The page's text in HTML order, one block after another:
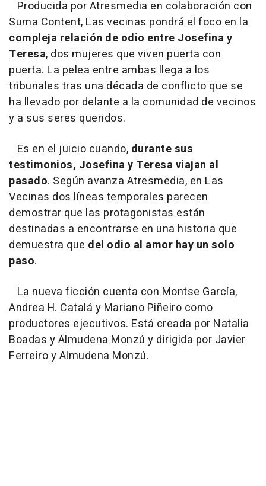
Producida por Atresmedia en colaboración con
Suma Content, Las vecinas pondrá el foco en la
compleja relación de odio entre Josefina y
Teresa, dos mujeres que viven puerta con
puerta. La pelea entre ambas llega a los
tribunales tras una década de conflicto que se
ha llevado por delante a la comunidad de vecinos
y a sus seres queridos.
Es en el juicio cuando, durante sus
testimonios, Josefina y Teresa viajan al
pasado. Según avanza Atresmedia, en Las
Vecinas dos líneas temporales parecen
demostrar que las protagonistas están
destinadas a encontrarse en una historia que
demuestra que del odio al amor hay un solo
paso.
La nueva ficción cuenta con Montse García,
Andrea H. Catalá y Mariano Piñeiro como
productores ejecutivos. Está creada por Natalia
Boadas y Almudena Monzú y dirigida por Javier
Ferreiro y Almudena Monzú.